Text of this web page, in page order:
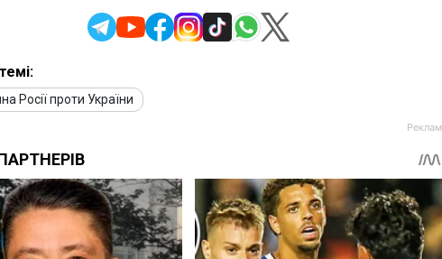
Росії проти України